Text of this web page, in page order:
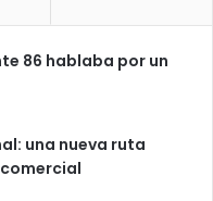
86 hablaba por un
una nueva ruta